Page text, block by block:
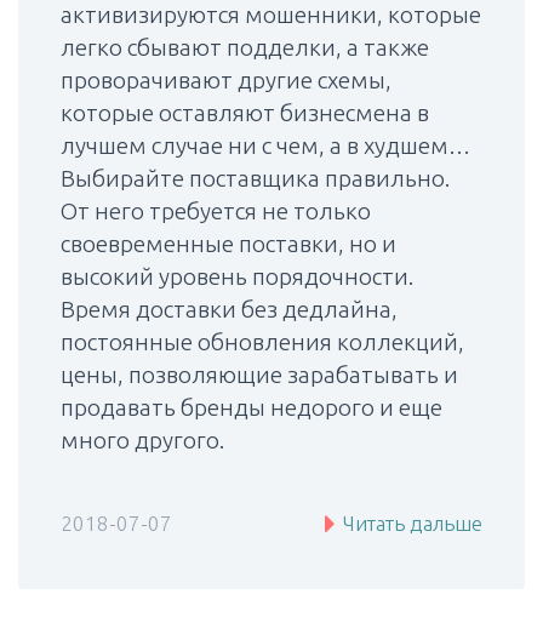
активизируются мошенники, которые
легко сбывают подделки, а также
проворачивают другие схемы,
которые оставляют бизнесмена в
лучшем случае ни с чем, а в худшем…
Выбирайте поставщика правильно.
От него требуется не только
своевременные поставки, но и
высокий уровень порядочности.
Время доставки без дедлайна,
постоянные обновления коллекций,
цены, позволяющие зарабатывать и
продавать бренды недорого и еще
много другого.
2018-07-07 Читать дальше